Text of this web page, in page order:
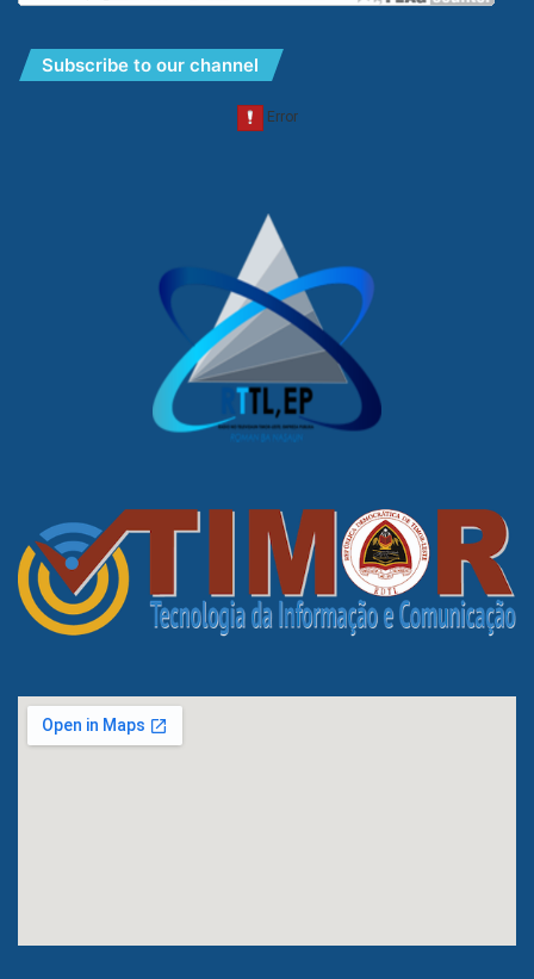
Subscribe to our channel